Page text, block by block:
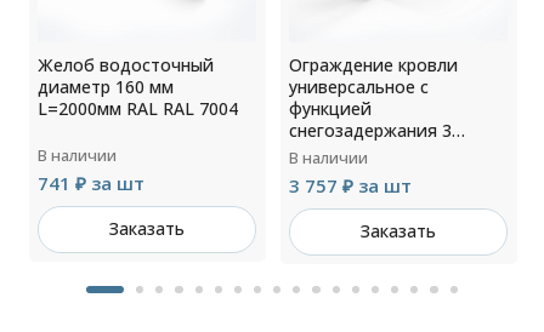
Желоб водосточный
диаметр 160 мм
L=2000мм RAL RAL 7004
В наличии
741 ₽ за шт
Заказать
Ограждение кровли
универсальное с
функцией
снегозадержания 3
опоры H=1200мм
L=3000мм RAL 9003
В наличии
3 757 ₽ за шт
Заказать